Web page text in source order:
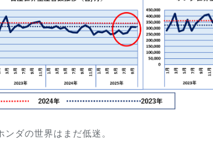
ダの世界はまだ低迷。